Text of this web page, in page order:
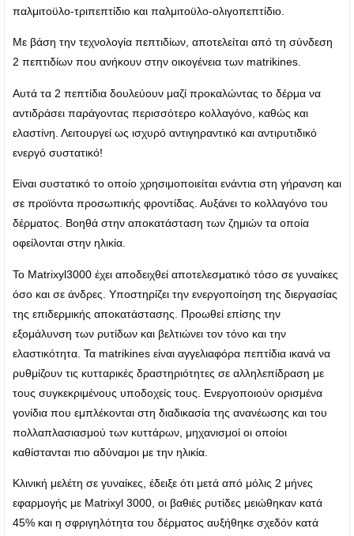
παλμιτοϋλο-τριπεπτίδιο και παλμιτοϋλο-ολιγοπεπτίδιο.
Με βάση την τεχνολογία πεπτιδίων, αποτελείται από τη σύνδεση
2 πεπτιδίων που ανήκουν στην οικογένεια των matrikines.
Αυτά τα 2 πεπτίδια δουλεύουν μαζί προκαλώντας το δέρμα να
αντιδράσει παράγοντας περισσότερο κολλαγόνο, καθώς και
ελαστίνη. Λειτουργεί ως ισχυρό αντιγηραντικό και αντιρυτιδικό
ενεργό συστατικό!
Είναι συστατικό το οποίο χρησιμοποιείται ενάντια στη γήρανση και
σε προϊόντα προσωπικής φροντίδας. Αυξάνει το κολλαγόνο του
δέρματος. Βοηθά στην αποκατάσταση των ζημιών τα οποία
οφείλονται στην ηλικία.
Το Matrixyl3000 έχει αποδειχθεί αποτελεσματικό τόσο σε γυναίκες
όσο και σε άνδρες. Υποστηρίζει την ενεργοποίηση της διεργασίας
της επιδερμικής αποκατάστασης. Προωθεί επίσης την
εξομάλυνση των ρυτίδων και βελτιώνει τον τόνο και την
ελαστικότητα. Τα matrikines είναι αγγελιαφόρα πεπτίδια ικανά να
ρυθμίζουν τις κυτταρικές δραστηριότητες σε αλληλεπίδραση με
τους συγκεκριμένους υποδοχείς τους. Ενεργοποιούν ορισμένα
γονίδια που εμπλέκονται στη διαδικασία της ανανέωσης και του
πολλαπλασιασμού των κυττάρων, μηχανισμοί οι οποίοι
καθίστανται πιο αδύναμοι με την ηλικία.
Κλινική μελέτη σε γυναίκες, έδειξε ότι μετά από μόλις 2 μήνες
εφαρμογής με Matrixyl 3000, οι βαθιές ρυτίδες μειώθηκαν κατά
45% και η σφριγηλότητα του δέρματος αυξήθηκε σχεδόν κατά